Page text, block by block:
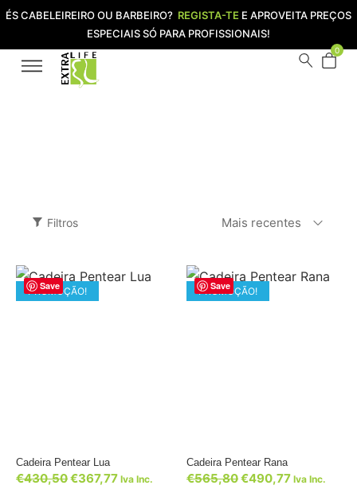
ÉS CABELEIREIRO OU BARBEIRO? REGISTA-TE E APROVEITA PREÇOS
ESPECIAIS SÓ PARA PROFISSIONAIS!
0
Filtros Mais recentes
Save
PROMOÇÃO!
Cadeira Pentear Lua
€430,50€367,77 Iva Inc.
Save
PROMOÇÃO!
Cadeira Pentear Rana
€565,80€490,77 Iva Inc.